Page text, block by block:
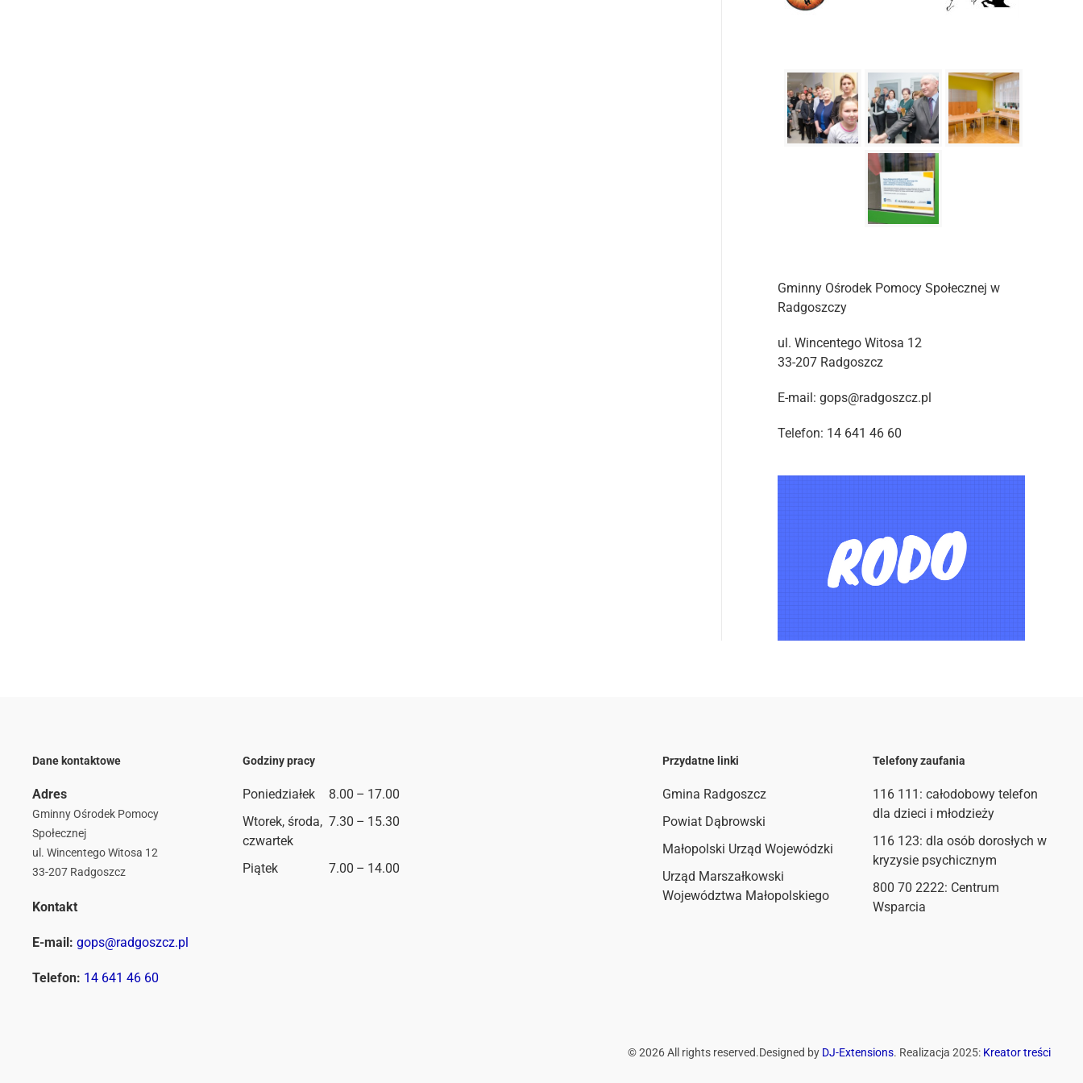
Gminny Ośrodek Pomocy Społecznej w
Radgoszczy
ul. Wincentego Witosa 12
33-207 Radgoszcz
E-mail: gops@radgoszcz.pl
Telefon: 14 641 46 60
Dane kontaktowe
Adres
Gminny Ośrodek Pomocy
Społecznej
ul. Wincentego Witosa 12
33-207 Radgoszcz
Kontakt
E-mail: gops@radgoszcz.pl
Telefon: 14 641 46 60
Godziny pracy
Poniedziałek
8.00 – 17.00
Wtorek, środa,
czwartek
7.30 – 15.30
Piątek 7.00 – 14.00
Przydatne linki
Gmina Radgoszcz
Powiat Dąbrowski
Małopolski Urząd Wojewódzki
Urząd Marszałkowski
Województwa Małopolskiego
Telefony zaufania
116 111 : całodobowy telefon
dla dzieci i młodzieży
116 123: dla osób dorosłych w
kryzysie psychicznym
800 70 2222: Centrum
Wsparcia
©2026All rights reserved.Designed by DJ-Extensions. Realizacja 2025: Kreator treści